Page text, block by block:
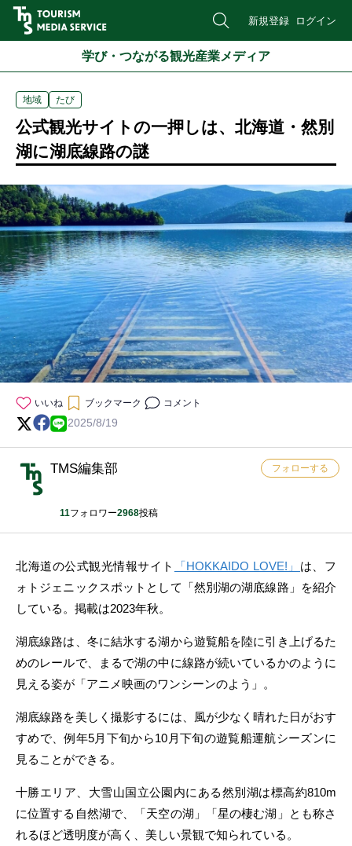
新規登録 ログイン
学び・つながる観光産業メディア
地域 たび
公式観光サイトの一押しは、北海道・然別
湖に湖底線路の謎
いいね ブックマーク コメント
2025/8/19
TMS編集部
11フォロワー2968投稿
フォローする
北海道の公式観光情報サイト 「HOKKAIDO LOVE!」 は、フ
ォトジェニックスポットとして「然別湖の湖底線路」を紹介
している。掲載は2023年秋。
湖底線路は、冬に結氷する湖から遊覧船を陸に引き上げるた
めのレールで、まるで湖の中に線路が続いているかのように
見える姿が「アニメ映画のワンシーンのよう」。
湖底線路を美しく撮影するには、風が少なく晴れた日がおす
すめで、例年5月下旬から10月下旬の遊覧船運航シーズンに
見ることができる。
十勝エリア、大雪山国立公園内にある然別湖は標高約810m
に位置する自然湖で、「天空の湖」「星の棲む湖」とも称さ
れるほど透明度が高く、美しい景観で知られている。